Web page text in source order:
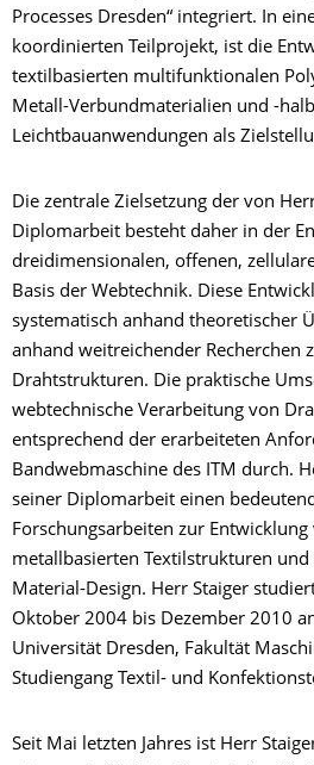
Processes Dresden“ integriert. In
koordinierten Teilprojekt, ist die
textilbasierten multifunktionalen
Metall-Verbundmaterialien und -
Leichtbauanwendungen als
Die zentrale Zielsetzung der von
Diplomarbeit besteht daher in der
dreidimensionalen, offenen,
Basis der Webtechnik. Diese
systematisch anhand theoretischer
anhand weitreichender Recherchen
Drahtstrukturen. Die praktische
webtechnische Verarbeitung von
entsprechend der erarbeiteten
Bandwebmaschine des ITM durch.
seiner Diplomarbeit einen
Forschungsarbeiten zur
metallbasierten Textilstrukturen
Material-Design. Herr Staiger
Oktober 2004 bis Dezember 2010
Universität Dresden, Fakultät
Studiengang Textil- und
Seit Mai letzten Jahres ist Herr